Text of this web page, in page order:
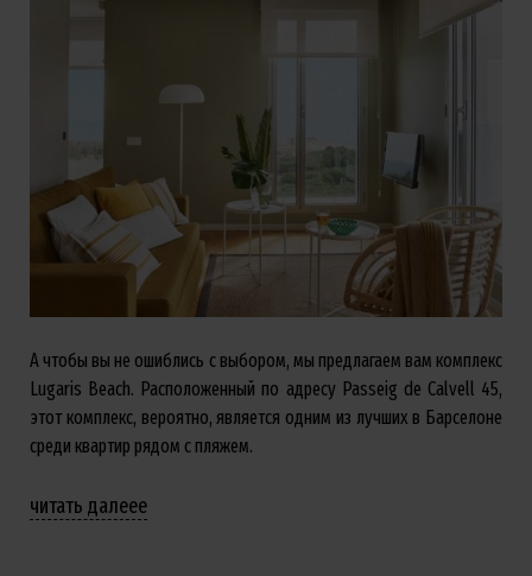
А чтобы вы не ошиблись с выбором, мы предлагаем вам комплекс
Lugaris Beach. Расположенный по адресу Passeig de Calvell 45,
этот комплекс, вероятно, является одним из лучших в Барселоне
среди квартир рядом с пляжем.
читать далееe